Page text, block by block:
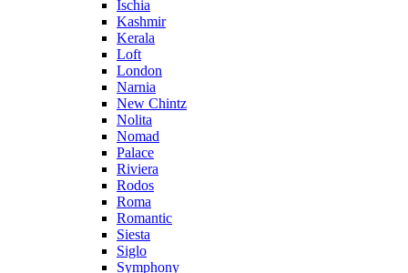
Ischia
Kashmir
Kerala
Loft
London
Narnia
New Chintz
Nolita
Nomad
Palace
Riviera
Rodos
Roma
Romantic
Siesta
Siglo
Symphony